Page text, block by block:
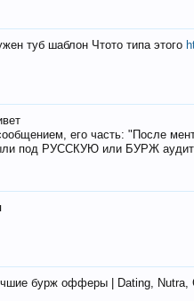
туб шаблон Чтото типа этого
его часть: "После
под РУССКУЮ или БУРЖ
бурж офферы | Dating, Nutra,